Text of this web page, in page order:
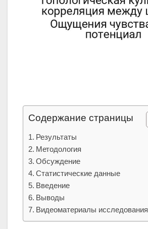
Содержание страницы
Результаты
Методология
Обсуждение
Статистические данные
Введение
Выводы
Видеоматериалы исследования